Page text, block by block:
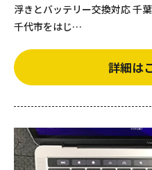
浮きとバッテリー交換対応 千
千代市をはじ…
詳細は